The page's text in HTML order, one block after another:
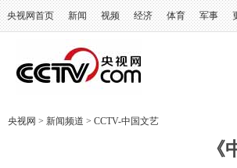
央视网首页 新闻 视频 经济 体育 军事
央视网 > 新闻频道 > CCTV-中国文艺